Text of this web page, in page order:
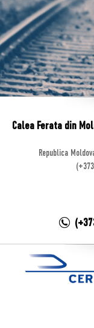
Calea Ferata din
Republica